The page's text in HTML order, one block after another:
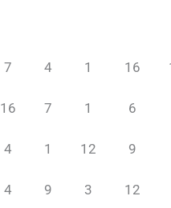
7 4 1 16
16 7 1 6
4 1 12 9
4 9 3 12